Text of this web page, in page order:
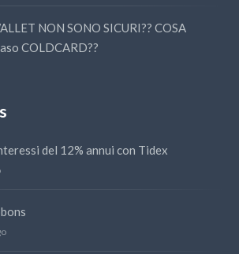
NON SONO SICURI?? COSA
COLDCARD??
del 12% annui con Tidex